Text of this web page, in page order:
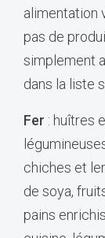
alimentation
pas de
simplement
dans la liste
Fer : huîtres
chiches et
de soya,
pains